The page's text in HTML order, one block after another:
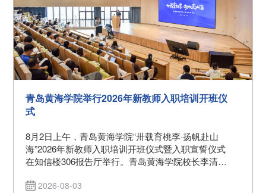
青岛黄海学院举行2026年新教师入职培训开班仪
式
8月2日上午，青岛黄海学院“卅载育桃李·扬帆赴山
海”2026年新教师入职培训开班仪式暨入职宣誓仪式
在知信楼306报告厅举行。青岛黄海学院校长李清
展中心副主任王式晔，各二级学院教学负责人以及
2026-08-03